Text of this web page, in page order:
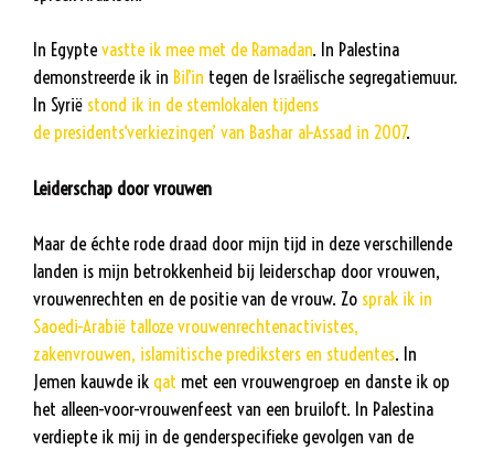
In Egyptevastte ik mee met de Ramadan. In Palestina
demonstreerde ik in Bil’in tegen de Israëlische segregatiemuur.
In Syrië stond ik in de stemlokalen tijdens
de presidents‘verkiezingen’ van Bashar al-Assad in 2007.
Leiderschap door vrouwen
Maar de échte rode draad door mijn tijd in deze verschillende
landen is mijn betrokkenheid bij leiderschap door vrouwen,
vrouwenrechten en de positie van de vrouw. Zo sprak ik in
Saoedi-Arabië talloze vrouwenrechtenactivistes,
zakenvrouwen, islamitische prediksters en studentes. In
Jemen kauwde ik qat met een vrouwengroep en danste ik op
het alleen-voor-vrouwenfeest van een bruiloft. In Palestina
verdiepte ik mij in de genderspecifieke gevolgen van de